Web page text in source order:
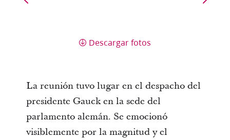
Descargar fotos
La reunión tuvo lugar en el despacho del
presidente Gauck en la sede del
parlamento alemán. Se emocionó
visiblemente por la magnitud y el